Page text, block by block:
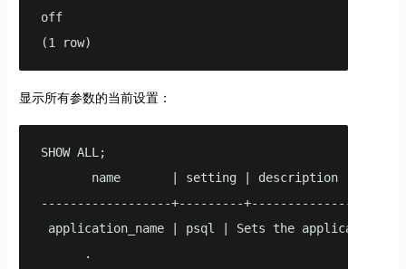
off
(1 row)
显示所有参数的当前设置：
SHOW ALL;
       name       | setting | description
------------------+---------
application_name | psql | Sets the application
      .